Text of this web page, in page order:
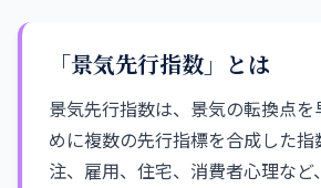
「景気先行指数」とは
景気先行指数は、景気の転換点
めに複数の先行指標を合成した指
注、雇用、住宅、消費者心理など